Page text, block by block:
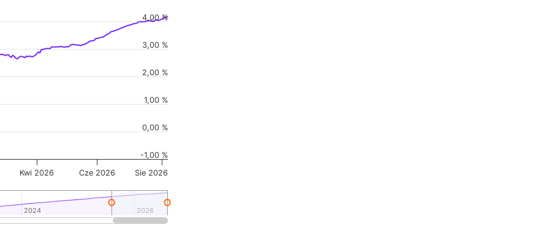
w czasie, i Wartość jednostki w czasie.
Kwi 2026 Cze 2026 Sie 2026
2024
2024 2026
2026
0,00 %
-1,00 %
1,00 %
2,00 %
3,00 %
4,00 %